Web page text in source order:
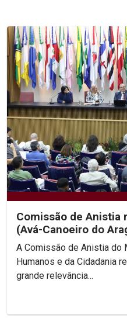
Comissão de Anistia
(Avá-Canoeiro do
político coletivo
A Comissão de Anistia
Humanos e da Cidadania
grande relevância...